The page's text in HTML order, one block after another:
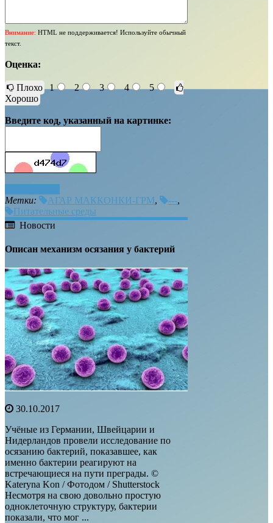
Внимание: HTML не поддерживается! Используйте обычный
текст.
Оценка:
Плохо1 2 3 4
5
Хорошо
Введите код, указанный на картинке:
Метки:
АГАР МАККОНКИ-ГРМ, ---,
Питательные среды
Новости
Описан механизм осязания у бактерий
30.10.2017
Учёные из Германии, Швейцарии и
Нидерландов провели исследование по
осязанию бактерий, показавшее, как
именно бактерии реагируют на
встречающиеся на пути преграды. ©
Kateryna Kon / Фотодом / Shutterstock
Несмотря на свою довольно простую
одноклеточную структуру, бактерии
показали, что мог ...